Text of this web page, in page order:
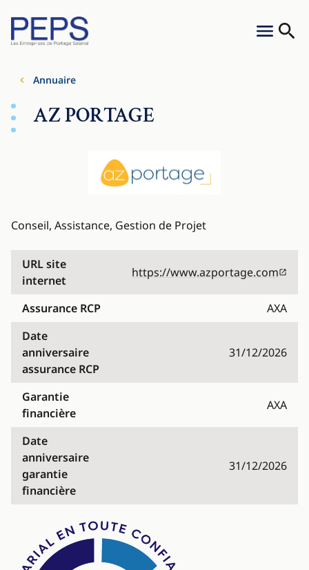
Menu
Annuaire
AZ PORTAGE
Conseil, Assistance, Gestion de Projet
URL site
internet
https://www.azportage.com
Assurance RCP
AXA
Date
anniversaire
assurance RCP
31/12/2026
Garantie
financière
AXA
Date
anniversaire
garantie
financière
31/12/2026